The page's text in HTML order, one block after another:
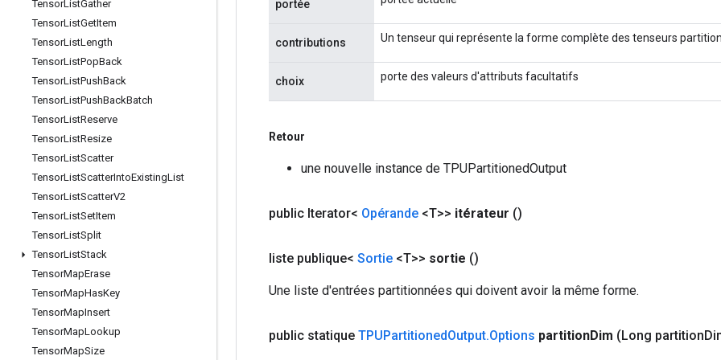
TensorListGather
TensorListGetItem
TensorListLength
TensorListPopBack
TensorListPushBack
TensorListPushBackBatch
TensorListReserve
TensorListResize
TensorListScatter
TensorListScatterIntoExistingList
TensorListScatterV2
TensorListSetItem
TensorListSplit
TensorListStack
TensorMapErase
TensorMapHasKey
TensorMapInsert
TensorMapLookup
TensorMapSize
portée
contributions Un tenseur qui représente la forme complète des tenseurs
choix porte des valeurs d'attributs facultatifs
Retour
une nouvelle instance de TPUPartitionedOutput
public Iterator< Opérande <T>> itérateur ()
liste publique< Sortie <T>> sortie ()
Une liste d'entrées partitionnées qui doivent avoir la même forme.
public statique TPUPartitionedOutput.Options partitionDim (Long partition